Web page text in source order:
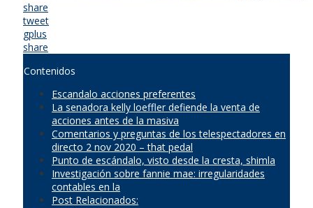
share
tweet
gplus
share
Contenidos
Escandalo acciones preferentes
La senadora kelly loeffler defiende la venta de
acciones antes de la masiva
Comentarios y preguntas de los telespectadores en
directo 2 nov 2020 – that pedal
Punto de escándalo, visto desde la cresta, shimla
Investigación sobre fannie mae: irregularidades
contables en la
Post Relacionados: